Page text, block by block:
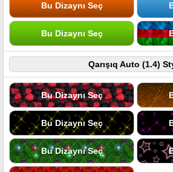
Bu Dizaynı Seç
Bu Dizaynı Seç
Qarışıq Auto (1.4)
Bu Dizaynı Seç
Bu Dizaynı Seç
Bu Dizaynı Seç